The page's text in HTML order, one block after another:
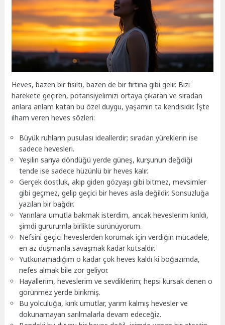
Heves, bazen bir fısıltı, bazen de bir fırtına gibi gelir. Bizi
harekete geçiren, potansiyelimizi ortaya çıkaran ve sıradan
anlara anlam katan bu özel duygu, yaşamın ta kendisidir. İşte
ilham veren heves sözleri:
Büyük ruhların pusulası ideallerdir; sıradan yüreklerin ise
sadece hevesleri.
Yeşilin sarıya döndüğü yerde güneş, kurşunun değdiği
tende ise sadece hüzünlü bir heves kalır.
Gerçek dostluk, akıp giden gözyaşı gibi bitmez, mevsimler
gibi geçmez, gelip geçici bir heves asla değildir. Sonsuzluğa
yazılan bir bağdır.
Yarınlara umutla bakmak isterdim, ancak heveslerim kırıldı,
şimdi gururumla birlikte sürünüyorum.
Nefsini geçici heveslerden korumak için verdiğin mücadele,
en az düşmanla savaşmak kadar kutsaldır.
Yutkunamadığım o kadar çok heves kaldı ki boğazımda,
nefes almak bile zor geliyor.
Hayallerim, heveslerim ve sevdiklerim; hepsi kursak denen o
görünmez yerde birikmiş.
Bu yolculuğa, kırık umutlar, yarım kalmış hevesler ve
dokunamayan sarılmalarla devam edeceğiz.